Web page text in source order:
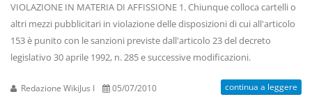
VIOLAZIONE IN MATERIA DI AFFISSIONE 1. Chiunque colloca cartelli o
altri mezzi pubblicitari in violazione delle disposizioni di cui all'articolo
153 è punito con le sanzioni previste dall'articolo 23 del decreto
legislativo 30 aprile 1992, n. 285 e successive modificazioni.
Redazione WikiJus I 05/07/2010 continua a leggere